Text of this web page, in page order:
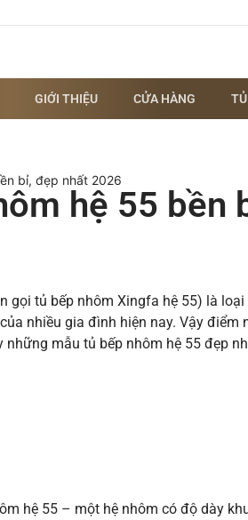
GIỚI THIỆU CỬA HÀNG
bỉ, đẹp nhất 2026
hệ 55 bền
gọi tủ bếp nhôm Xingfa hệ 55) là
nhiều gia đình hiện nay. Vậy điểm
mẫu tủ bếp nhôm hệ 55 đẹp
hệ 55 – một hệ nhôm có độ dày